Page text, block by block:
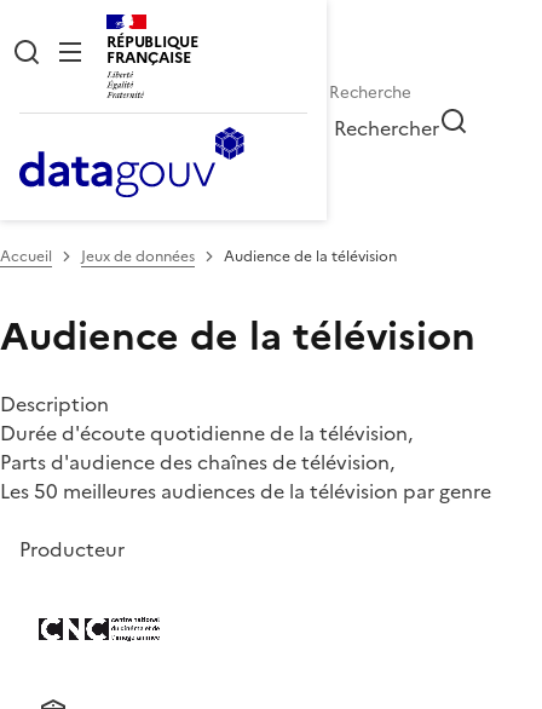
RÉPUBLIQUE
FRANÇAISE
Rechercher
Accueil Jeux de données Audience de la télévision
Audience de la télévision
Description
Durée d'écoute quotidienne de la télévision,
Parts d'audience des chaînes de télévision,
Les 50 meilleures audiences de la télévision par genre
Producteur